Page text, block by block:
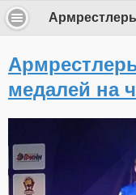
медалей на